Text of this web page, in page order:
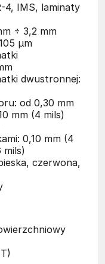
4, IMS, laminaty
÷ 3,2 mm
μm
dwustronnej:
od 0,30 mm
mm (4 mils)
0,10 mm (4
mils)
czerwona,